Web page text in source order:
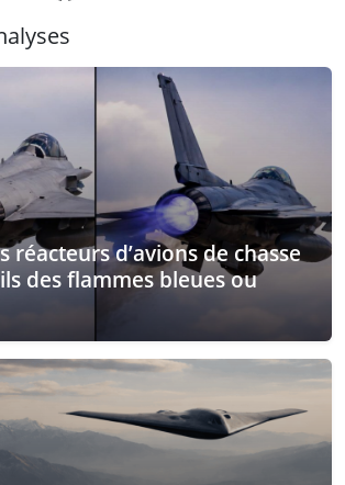
réacteurs d’avions de chasse
des flammes bleues ou